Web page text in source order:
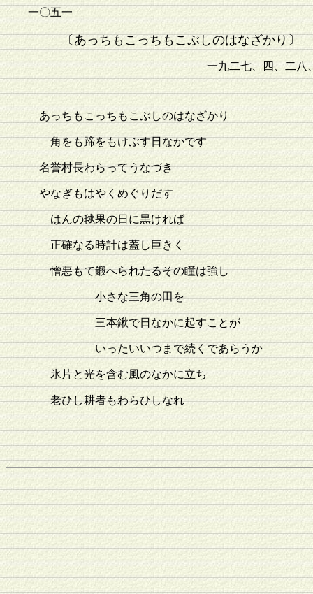
一〇五一
〔あっちもこっちもこぶしのはなざかり〕
一九二七、四、二八
あっちもこっちもこぶしのはなざかり
角をも蹄をもけぶす日なかです
名誉村長わらってうなづき
やなぎもはやくめぐりだす
はんの毬果の日に黒ければ
正確なる時計は蓋し巨きく
憎悪もて鍛へられたるその瞳は強し
小さな三角の田を
三本鍬で日なかに起すことが
いったいいつまで続くであらうか
氷片と光を含む風のなかに立ち
老ひし耕者もわらひしなれ